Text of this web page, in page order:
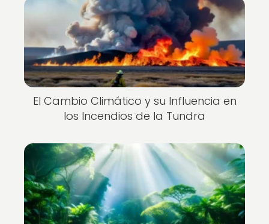
El Cambio Climático y su Influencia en
los Incendios de la Tundra